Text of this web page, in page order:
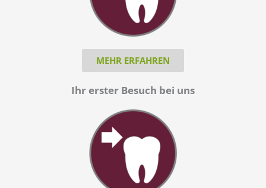
MEHR ERFAHREN
Ihr erster Besuch bei uns